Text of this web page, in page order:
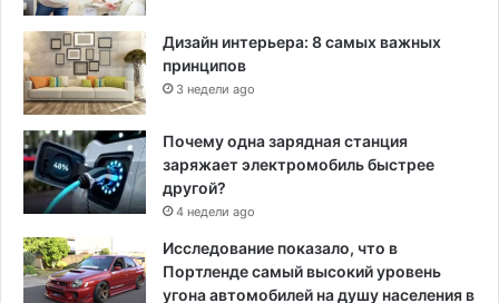
Дизайн интерьера: 8 самых важных
принципов
3 недели ago
Почему одна зарядная станция
заряжает электромобиль быстрее
другой?
4 недели ago
Исследование показало, что в
Портленде самый высокий уровень
угона автомобилей на душу населения в